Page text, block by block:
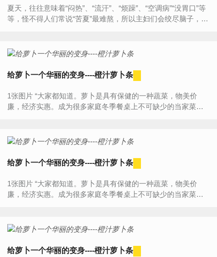
夏天，往往意味着“闷热”、“流汗”、“烦躁”、“空调病”“没胃口”等
等，怪不得人们常说“苦夏”最难熬，所以主妇们会绞尽脑子，为
给萝卜一个华丽的变身----橙汁萝卜条
1张图片 “大家都知道。萝卜是具有保健的一种蔬菜，物美价
廉，经济实惠。成为很多家庭冬季餐桌上不可缺少的当家菜。
给萝卜一个华丽的变身----橙汁萝卜条
1张图片 “大家都知道。萝卜是具有保健的一种蔬菜，物美价
廉，经济实惠。成为很多家庭冬季餐桌上不可缺少的当家菜。
给萝卜一个华丽的变身----橙汁萝卜条